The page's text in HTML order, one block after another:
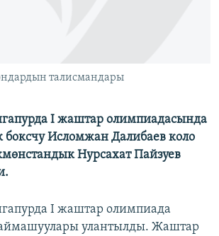
талисмандары
I жаштар олимпиадасында
Исломжан Далибаев коло
Нурсахат Пайзуев
I жаштар олимпиада
улантылды. Жаштар